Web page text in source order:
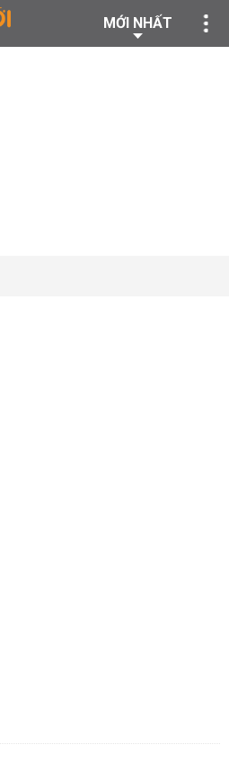
MỚI NHẤT